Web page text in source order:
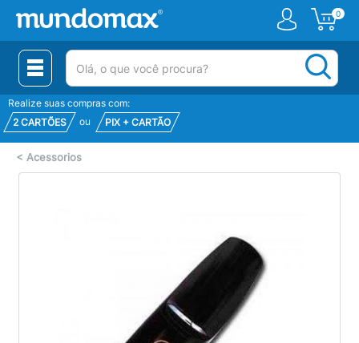
0
(pesquisar)
Realize suas compras com:
2 CARTÕES
ou PIX + CARTÃO
< Acessorios